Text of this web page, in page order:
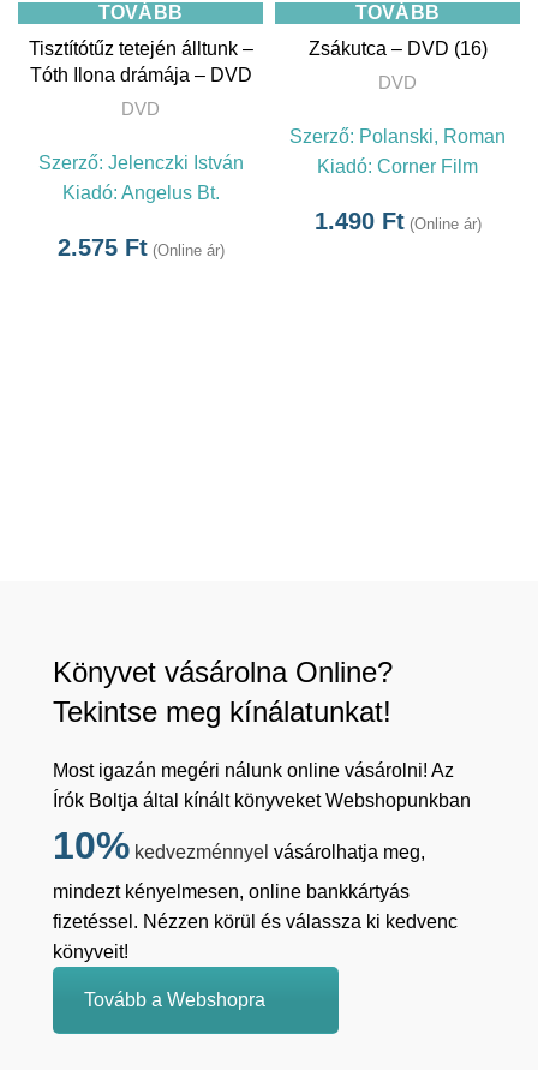
TOVÁBB
Tisztítótűz tetején álltunk –
Tóth Ilona drámája – DVD
DVD
Szerző: Jelenczki István
Kiadó: Angelus Bt.
2.575 Ft (Online ár)
TOVÁBB
Zsákutca – DVD (16)
DVD
Szerző: Polanski, Roman
Kiadó: Corner Film
1.490 Ft (Online ár)
Könyvet vásárolna Online?
Tekintse meg kínálatunkat!
Most igazán megéri nálunk online vásárolni! Az
Írók Boltja által kínált könyveket Webshopunkban
10% kedvezménnyel vásárolhatja meg,
mindezt kényelmesen, online bankkártyás
fizetéssel. Nézzen körül és válassza ki kedvenc
könyveit!
Tovább a Webshopra